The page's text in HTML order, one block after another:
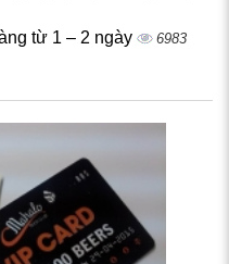
từ 1 – 2 ngày 6983